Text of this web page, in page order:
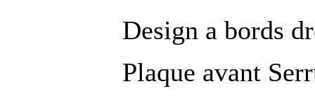
Design a bords
Plaque avant